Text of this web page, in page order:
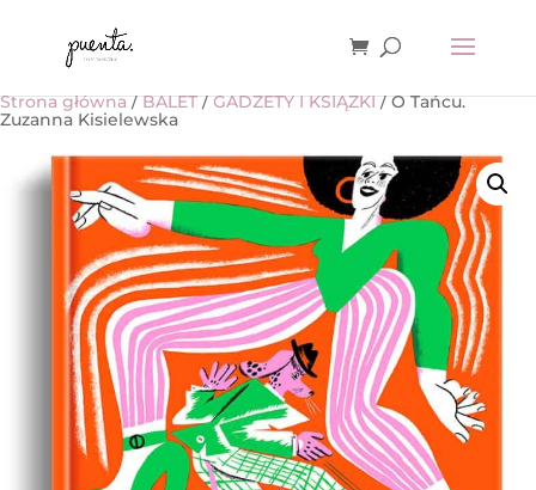
Strona główna/BALET/GADŻETY I KSIĄŻKI/ O Tańcu.
Zuzanna Kisielewska